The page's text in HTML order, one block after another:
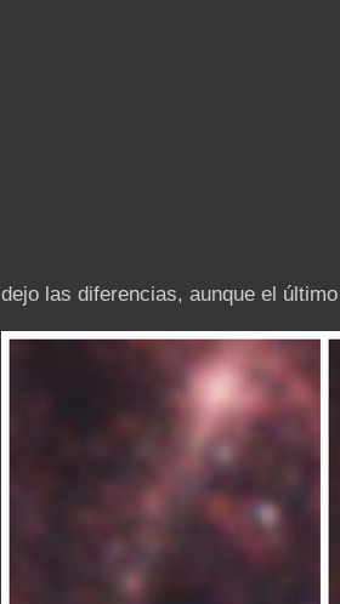
dejo las diferencias, aunque el